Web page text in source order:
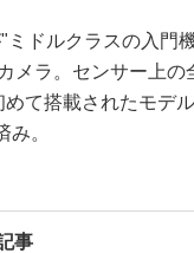
ミドルクラスの入門
メラ。センサー上
て搭載されたモデ
。
事